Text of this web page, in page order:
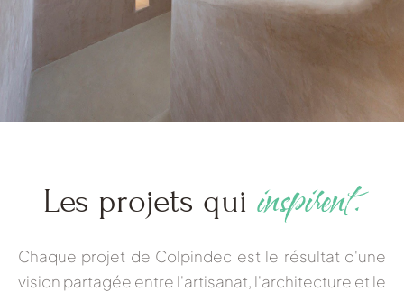
Les projets qui inspirent.
Chaque projet de Colpindec est le résultat d'une
vision partagée entre l'artisanat, l'architecture et le